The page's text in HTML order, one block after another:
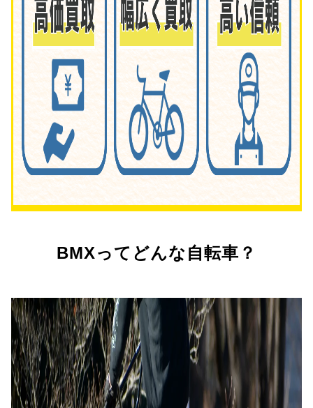
BMXってどんな自転車？